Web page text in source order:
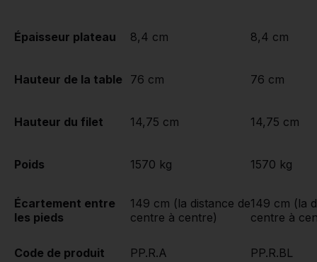
Épaisseur plateau
Hauteur de la table
Hauteur du filet
Poids
Écartement entre
les pieds
Code de produit
8,4 cm
76 cm
14,75 cm
1570 kg
149 cm (la distance de
centre à centre)
PP.R.A
8,4 cm
76 cm
14,75 cm
1570 kg
149 cm (la
centre à
PP.R.BL